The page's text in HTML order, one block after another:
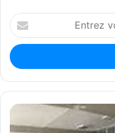
Entrez
votre
adresse
Email